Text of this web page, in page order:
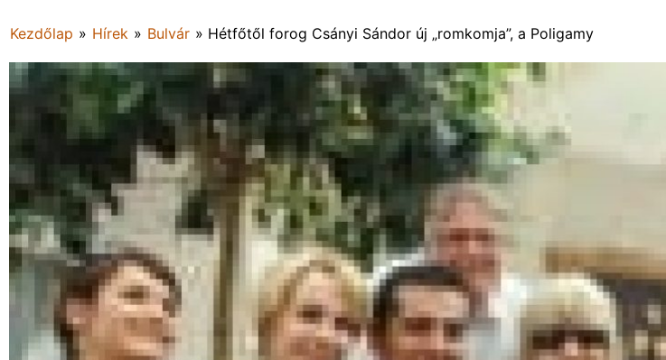
Kezdőlap » Hírek » Bulvár » Hétfőtől forog Csányi Sándor új „romkomja”, a Poligamy